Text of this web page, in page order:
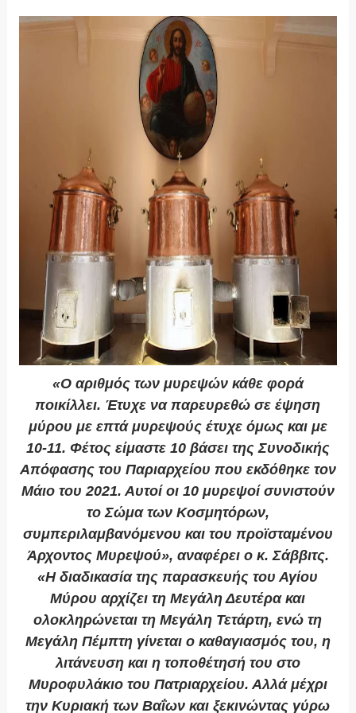
«Ο αριθμός των μυρεψών κάθε φορά
ποικίλλει. Έτυχε να παρευρεθώ σε έψηση
μύρου με επτά μυρεψούς έτυχε όμως και με
10-11. Φέτος είμαστε 10 βάσει της Συνοδικής
Απόφασης του Παριαρχείου που εκδόθηκε τον
Μάιο του 2021. Αυτοί οι 10 μυρεψοί συνιστούν
το Σώμα των Κοσμητόρων,
συμπεριλαμβανόμενου και του προϊσταμένου
Άρχοντος Μυρεψού», αναφέρει ο κ. Σάββιτς.
«Η διαδικασία της παρασκευής του Αγίου
Μύρου αρχίζει τη Μεγάλη Δευτέρα και
ολοκληρώνεται τη Μεγάλη Τετάρτη, ενώ τη
Μεγάλη Πέμπτη γίνεται ο καθαγιασμός του, η
λιτάνευση και η τοποθέτησή του στο
Μυροφυλάκιο του Πατριαρχείου. Αλλά μέχρι
την Κυριακή των Βαΐων και ξεκινώντας γύρω